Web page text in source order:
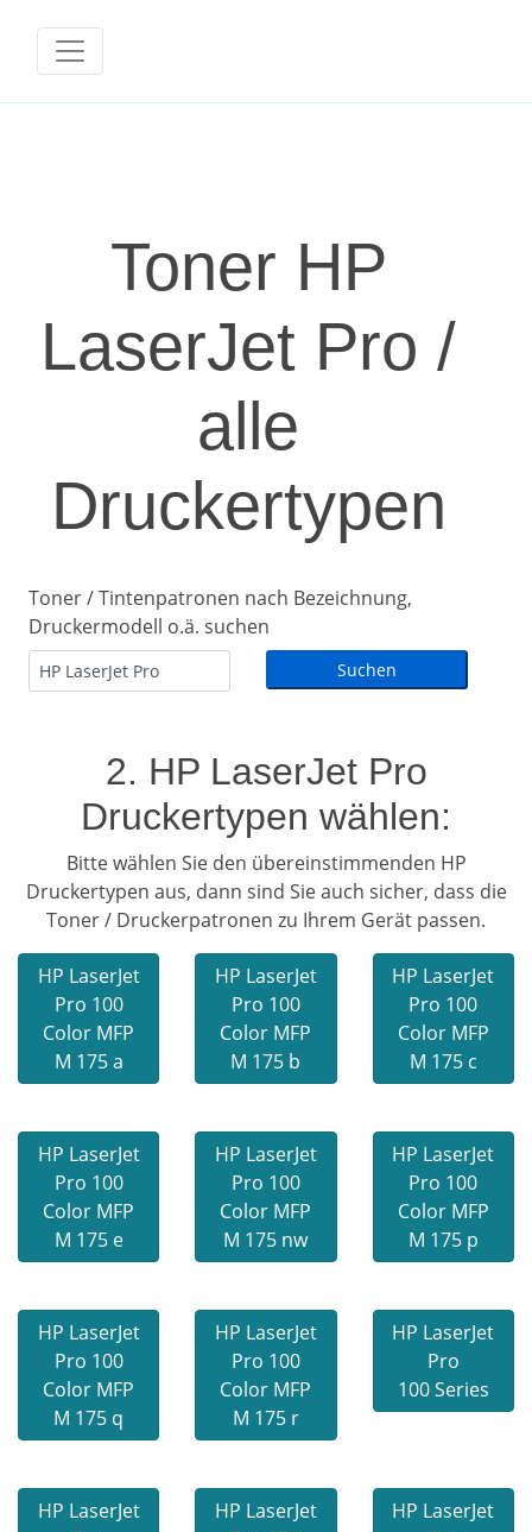
Toner HP
LaserJet Pro /
alle
Druckertypen
Toner / Tintenpatronen nach Bezeichnung,
Druckermodell o.ä. suchen
2. HP LaserJet Pro
Druckertypen wählen:
Bitte wählen Sie den übereinstimmenden HP
Druckertypen aus, dann sind Sie auch sicher, dass die
Toner / Druckerpatronen zu Ihrem Gerät passen.
HP LaserJet
Pro 100
Color MFP
M 175 a
HP LaserJet
Pro 100
Color MFP
M 175 b
HP LaserJet
Pro 100
Color MFP
M 175 c
HP LaserJet
Pro 100
Color MFP
M 175 e
HP LaserJet
Pro 100
Color MFP
M 175 nw
HP LaserJet
Pro 100
Color MFP
M 175 p
HP LaserJet
Pro 100
Color MFP
M 175 q
HP LaserJet
Pro 100
Color MFP
M 175 r
HP LaserJet
Pro
100 Series
HP LaserJet
HP LaserJet
HP LaserJet